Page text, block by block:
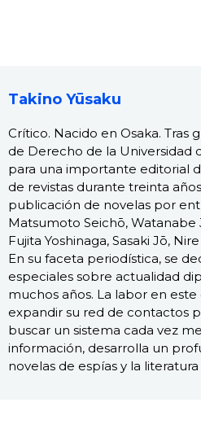
Takino Yūsaku
Crítico. Nacido en Osaka. Tras
de Derecho de la Universidad
para una importante editorial
de revistas durante treinta
publicación de novelas por
Matsumoto Seichō, Watanabe
Fujita Yoshinaga, Sasaki Jō,
En su faceta periodística, se
especiales sobre actualidad
muchos años. La labor en
expandir su red de contactos
buscar un sistema cada vez
información, desarrolla un
novelas de espías y la